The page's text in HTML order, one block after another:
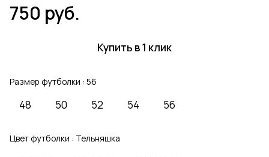
750 руб.
Купить в 1 клик
Размер футболки : 56
48 50 52 54 56
Цвет футболки : Тельняшка